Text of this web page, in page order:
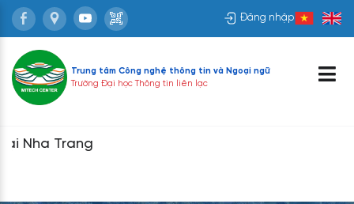
Đăng nhập
Trung tâm Công nghệ thông tin và Ngoại ngữ
Trường Đại học Thông tin liên lạc